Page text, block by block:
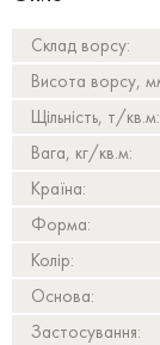
Склад ворсу:
Висота ворсу,
Щільність, т/кв.м:
Вага, кг/кв.м:
Країна:
Форма:
Колір:
Основа:
Застосування: